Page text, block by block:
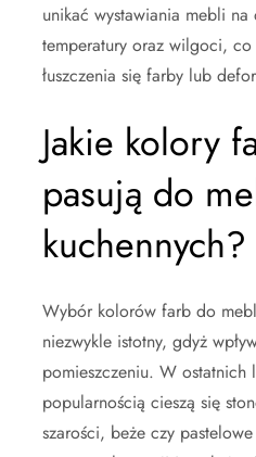
unikać wystawiania mebli na
temperatury oraz wilgoci,
łuszczenia się farby lub
Jakie kolory
pasują do
kuchennych?
Wybór kolorów farb do
niezwykle istotny, gdyż
pomieszczeniu. W ostatnich
popularnością cieszą się
szarości, beże czy